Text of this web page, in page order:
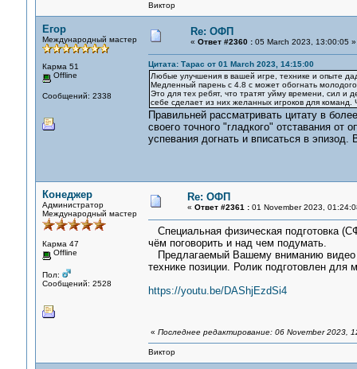
Виктор
Егор
Международный мастер
Карма 51
Offline
Сообщений: 2338
Re: ОФП
« Ответ #2360 :05 March 2023, 13:00:05 »
Цитата: Тарас от 01 March 2023, 14:15:00
Любые улучшения в вашей игре, технике и опыте
Медленный парень с 4.8 с может обогнать
Это для тех ребят, что тратят уйму времени, сил и
себе сделает из них желанных игроков для команд.
Правильней рассматривать цитату в
своего точного "гладкого" отставания
успевания догнать и вписаться в
Конеджер
Администратор
Международный мастер
Карма 47
Offline
Пол:
Сообщений: 2528
Re: ОФП
« Ответ #2361 :01 November 2023,
Специальная физическая подготовка
чём поговорить и над чем подумать.
Предлагаемый Вашему вниманию видео
технике позиции. Ролик подготовлен для
https://youtu.be/DAShjEzdSi4
« Последнее редактирование: 06 November 2023,
Виктор